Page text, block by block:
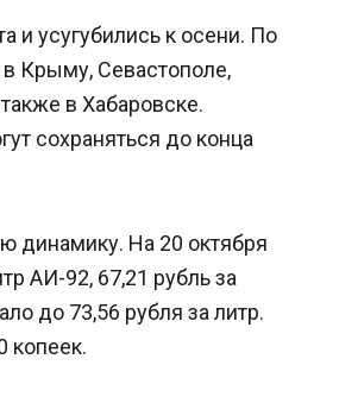
и усугубились к осени. По
Крыму, Севастополе,
в Хабаровске.
сохраняться до конца
динамику. На 20 октября
АИ-92, 67,21 рубль за
до 73,56 рубля за литр.
копеек.